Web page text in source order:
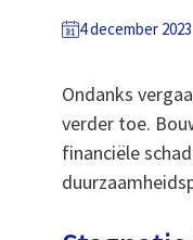
4 december 2023
Ondanks
verder toe.
financiële